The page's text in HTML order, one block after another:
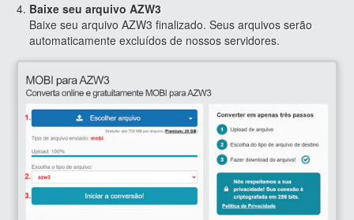
Baixe seu arquivo AZW3
Baixe seu arquivo AZW3 finalizado. Seus arquivos serão
automaticamente excluídos de nossos servidores.